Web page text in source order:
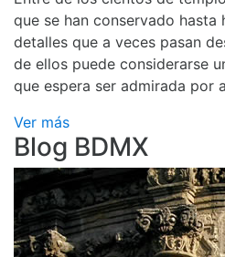
que se han conservado hasta
detalles que a veces pasan
de ellos puede considerarse
que espera ser admirada por
Ver más
Blog BDMX